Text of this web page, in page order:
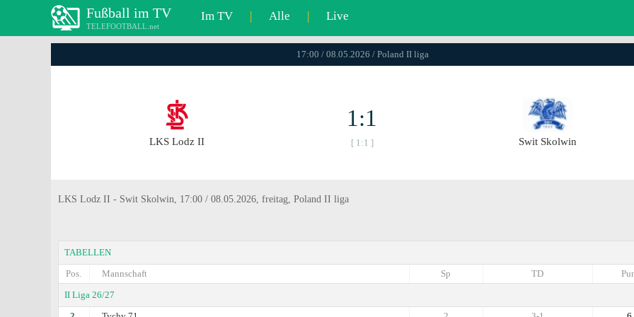
Fußball im TV
TELEFOOTBALL.net
Im TV | Alle | Live
17:00 / 08.05.2026 / Poland II liga
LKS Lodz II
1:1
[ 1:1 ] Swit Skolwin
LKS Lodz II - Swit Skolwin, 17:00 / 08.05.2026, freitag, Poland II liga
TABELLEN
Pos.
Mannschaft TD
Sp
II Liga 26/27